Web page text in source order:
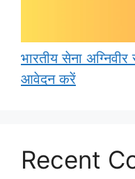
भारतीय सेना
आवेदन करें
Recent